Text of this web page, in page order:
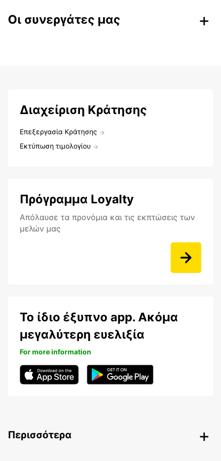
Οι συνεργάτες μας
Διαχείριση Κράτησης
Επεξεργασία Κράτησης
Εκτύπωση τιμολογίου
Πρόγραμμα Loyalty
Aπόλαυσε τα προνόμια και τις εκπτώσεις των
μελών μας
Το ίδιο έξυπνο app. Ακόμα
μεγαλύτερη ευελιξία
For more information
Περισσότερα